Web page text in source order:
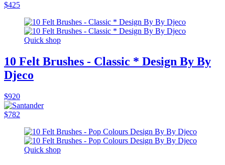
$425
Quick shop
10 Felt Brushes - Classic * Design By By
Djeco
$920
$782
Quick shop